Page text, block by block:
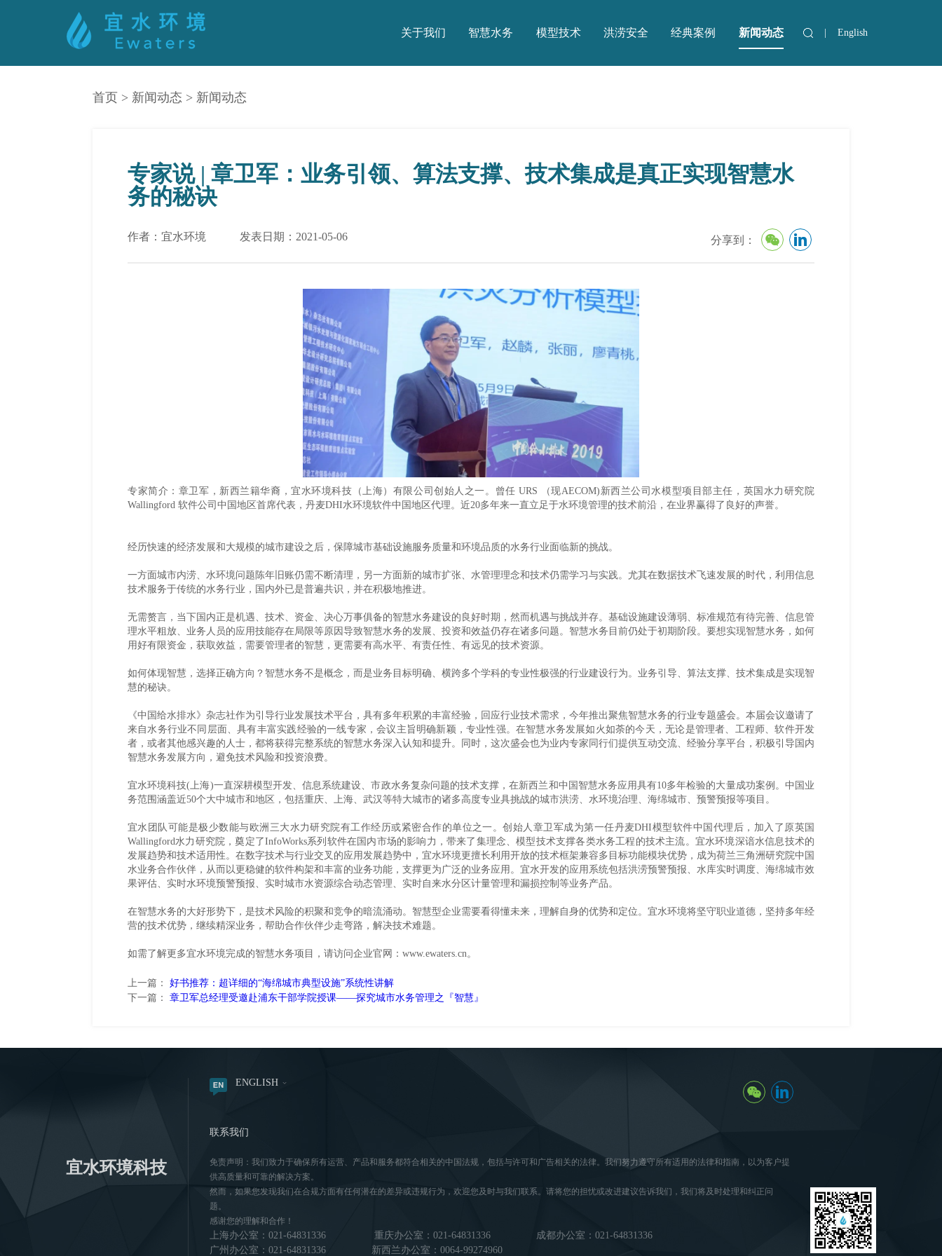
English
关于我们 智慧水务 模型技术 洪涝安全 经典案例 新闻动态
首页 > 新闻动态 > 新闻动态
专家说 | 章卫军：业务引领、算法支撑、技术集成是真正实现智慧水
务的秘诀
作者：宜水环境 发表日期：2021-05-06 分享到：
专家简介：章卫军，新西兰籍华裔，宜水环境科技（上海）有限公司创始人之一。曾任 URS （现AECOM)新西兰公司水模型项目部主任，英国水力研究院
Wallingford 软件公司中国地区首席代表，丹麦DHI水环境软件中国地区代理。近20多年来一直立足于水环境管理的技术前沿，在业界赢得了良好的声誉。
经历快速的经济发展和大规模的城市建设之后，保障城市基础设施服务质量和环境品质的水务行业面临新的挑战。
一方面城市内涝、水环境问题陈年旧账仍需不断清理，另一方面新的城市扩张、水管理理念和技术仍需学习与实践。尤其在数据技术飞速发展的时代，利用信息
技术服务于传统的水务行业，国内外已是普遍共识，并在积极地推进。
无需赘言，当下国内正是机遇、技术、资金、决心万事俱备的智慧水务建设的良好时期，然而机遇与挑战并存。基础设施建设薄弱、标准规范有待完善、信息管
理水平粗放、业务人员的应用技能存在局限等原因导致智慧水务的发展、投资和效益仍存在诸多问题。智慧水务目前仍处于初期阶段。要想实现智慧水务，如何
用好有限资金，获取效益，需要管理者的智慧，更需要有高水平、有责任性、有远见的技术资源。
如何体现智慧，选择正确方向？智慧水务不是概念，而是业务目标明确、横跨多个学科的专业性极强的行业建设行为。业务引导、算法支撑、技术集成是实现智
慧的秘诀。
《中国给水排水》杂志社作为引导行业发展技术平台，具有多年积累的丰富经验，回应行业技术需求，今年推出聚焦智慧水务的行业专题盛会。本届会议邀请了
来自水务行业不同层面、具有丰富实践经验的一线专家，会议主旨明确新颖，专业性强。在智慧水务发展如火如荼的今天，无论是管理者、工程师、软件开发
者，或者其他感兴趣的人士，都将获得完整系统的智慧水务深入认知和提升。同时，这次盛会也为业内专家同行们提供互动交流、经验分享平台，积极引导国内
智慧水务发展方向，避免技术风险和投资浪费。
宜水环境科技(上海)一直深耕模型开发、信息系统建设、市政水务复杂问题的技术支撑，在新西兰和中国智慧水务应用具有10多年检验的大量成功案例。中国业
务范围涵盖近50个大中城市和地区，包括重庆、上海、武汉等特大城市的诸多高度专业具挑战的城市洪涝、水环境治理、海绵城市、预警预报等项目。
宜水团队可能是极少数能与欧洲三大水力研究院有工作经历或紧密合作的单位之一。创始人章卫军成为第一任丹麦DHI模型软件中国代理后，加入了原英国
Wallingford水力研究院，奠定了InfoWorks系列软件在国内市场的影响力，带来了集理念、模型技术支撑各类水务工程的技术主流。宜水环境深谙水信息技术的
发展趋势和技术适用性。在数字技术与行业交叉的应用发展趋势中，宜水环境更擅长利用开放的技术框架兼容多目标功能模块优势，成为荷兰三角洲研究院中国
水业务合作伙伴，从而以更稳健的软件构架和丰富的业务功能，支撑更为广泛的业务应用。宜水开发的应用系统包括洪涝预警预报、水库实时调度、海绵城市效
果评估、实时水环境预警预报、实时城市水资源综合动态管理、实时自来水分区计量管理和漏损控制等业务产品。
在智慧水务的大好形势下，是技术风险的积聚和竞争的暗流涌动。智慧型企业需要看得懂未来，理解自身的优势和定位。宜水环境将坚守职业道德，坚持多年经
营的技术优势，继续精深业务，帮助合作伙伴少走弯路，解决技术难题。
如需了解更多宜水环境完成的智慧水务项目，请访问企业官网：www.ewaters.cn。
上一篇：
好书推荐：超详细的“海绵城市典型设施”系统性讲解
下一篇：
章卫军总经理受邀赴浦东干部学院授课——探究城市水务管理之『智慧』
宜水环境科技
ENGLISH
联系我们
免责声明：我们致力于确保所有运营、产品和服务都符合相关的中国法规，包括与许可和广告相关的法律。我们努力遵守所有适用的法律和指南，以为客户提
供高质量和可靠的解决方案。
然而，如果您发现我们在合规方面有任何潜在的差异或违规行为，欢迎您及时与我们联系。请将您的担忧或改进建议告诉我们，我们将及时处理和纠正问
题。
感谢您的理解和合作！
上海办公室：021-64831336 重庆办公室：021-64831336
成都办公室：021-64831336
广州办公室：021-64831336
新西兰办公室：0064-99274960